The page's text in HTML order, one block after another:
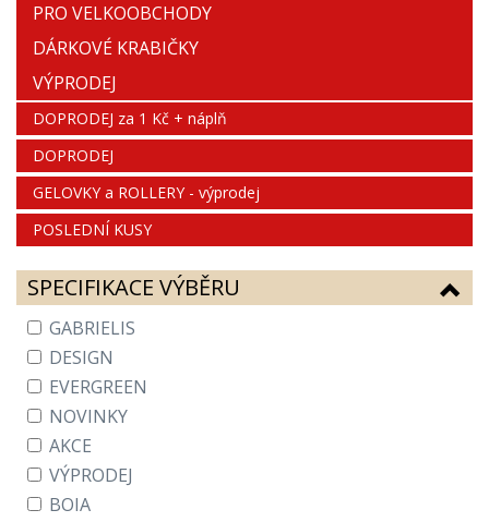
PRO VELKOOBCHODY
DÁRKOVÉ KRABIČKY
VÝPRODEJ
DOPRODEJ za 1 Kč + náplň
DOPRODEJ
GELOVKY a ROLLERY - výprodej
POSLEDNÍ KUSY
SPECIFIKACE VÝBĚRU
GABRIELIS
DESIGN
EVERGREEN
NOVINKY
AKCE
VÝPRODEJ
BOIA